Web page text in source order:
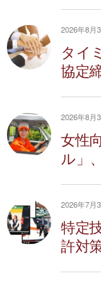
2026年8月
タイ
協定
2026年8月
女性
ル」
2026年7月
特定
許対